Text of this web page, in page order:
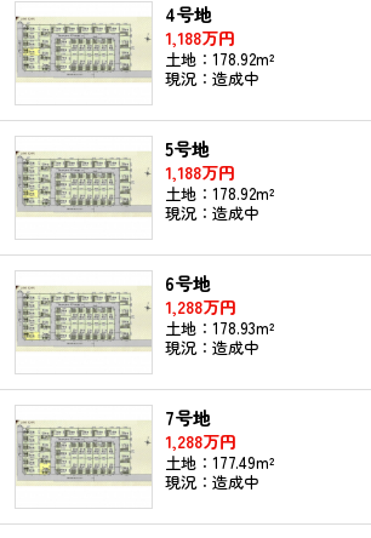
4号地
1,188万円
土地：178.92m²
現況：造成中
5号地
1,188万円
土地：178.92m²
現況：造成中
6号地
1,288万円
土地：178.93m²
現況：造成中
7号地
1,288万円
土地：177.49m²
現況：造成中